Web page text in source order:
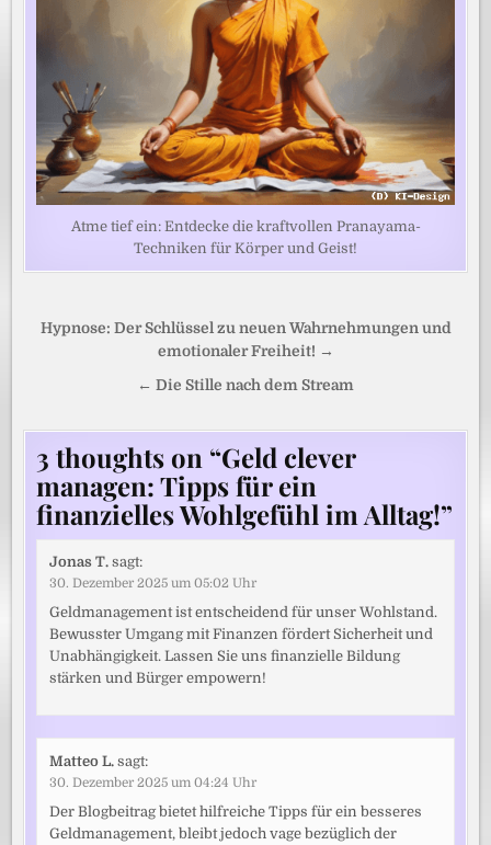
Atme tief ein: Entdecke die kraftvollen Pranayama-
Techniken für Körper und Geist!
Beitragsnavigation
Hypnose: Der Schlüssel zu neuen Wahrnehmungen und
emotionaler Freiheit! →
← Die Stille nach dem Stream
3 thoughts on “Geld clever
managen: Tipps für ein
finanzielles Wohlgefühl im Alltag!”
Jonas T. sagt:
30. Dezember 2025 um 05:02 Uhr
Geldmanagement ist entscheidend für unser Wohlstand.
Bewusster Umgang mit Finanzen fördert Sicherheit und
Unabhängigkeit. Lassen Sie uns finanzielle Bildung
stärken und Bürger empowern!
Matteo L. sagt:
30. Dezember 2025 um 04:24 Uhr
Der Blogbeitrag bietet hilfreiche Tipps für ein besseres
Geldmanagement, bleibt jedoch vage bezüglich der